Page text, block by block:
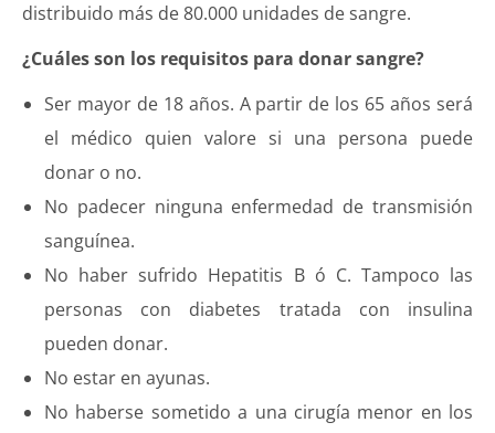
distribuido más de 80.000 unidades de sangre.
¿Cuáles son los requisitos para donar sangre?
Ser mayor de 18 años. A partir de los 65 años será
el médico quien valore si una persona puede
donar o no.
No padecer ninguna enfermedad de transmisión
sanguínea.
No haber sufrido Hepatitis B ó C. Tampoco las
personas con diabetes tratada con insulina
pueden donar.
No estar en ayunas.
No haberse sometido a una cirugía menor en los